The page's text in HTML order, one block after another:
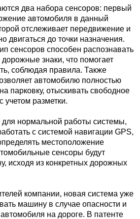
два набора сенсоров: первый
автомобиля в данный
отслеживает передвижение и
двигаться до точки назначения.
сенсоров способен распознавать
знаки, что помогает
соблюдая правила. Также
автомобилю полностью
парковку, отыскивать свободное
учетом разметки.
для нормальной работы системы,
с системой навигации GPS,
местоположение
сенсоры будут
исходя из конкретных дорожных
компании, новая система уже
машину в случае опасности и
на дороге. В патенте